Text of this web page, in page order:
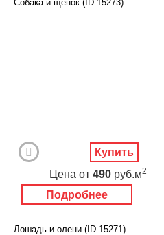
Собака и щенок (ID 15273)
Подробнее
Цена от 490 руб.м2
Купить
Лошадь и олени (ID 15271)